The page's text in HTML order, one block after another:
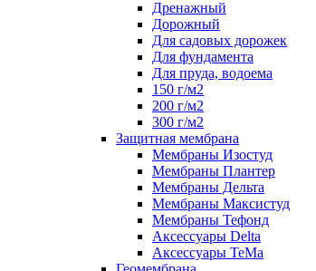
Дренажный
Дорожный
Для садовых дорожек
Для фундамента
Для пруда, водоема
150 г/м2
200 г/м2
300 г/м2
Защитная мембрана
Мембраны Изостуд
Мембраны Плантер
Мембраны Дельта
Мембраны Максистуд
Мембраны Тефонд
Аксессуары Delta
Аксессуары TeMa